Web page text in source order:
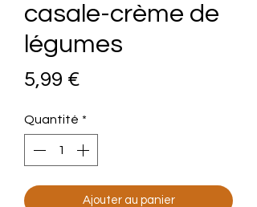
casale-crème de
légumes
5,99 €
Quantité *
Ajouter au panier